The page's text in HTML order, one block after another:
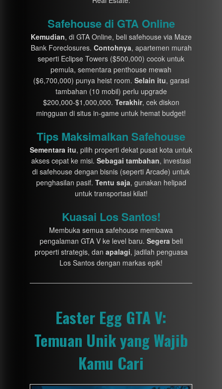
Safehouse di GTA Online
Kemudian, di GTA Online, beli safehouse via Maze
Bank Foreclosures. Contohnya, apartemen murah
seperti Eclipse Towers ($500,000) cocok untuk
pemula, sementara penthouse mewah
($6,700,000) punya heist room. Selain itu, garasi
tambahan (10 mobil) perlu upgrade
$200,000-$1,000,000. Terakhir, cek diskon
mingguan di situs in-game untuk hemat budget!
Tips Maksimalkan Safehouse
Sementara itu, pilih properti dekat pusat kota untuk
akses cepat ke misi. Sebagai tambahan, investasi
di safehouse dengan bisnis (seperti Arcade) untuk
penghasilan pasif. Tentu saja, gunakan helipad
untuk transportasi kilat!
Kuasai Los Santos!
Membuka semua safehouse membawa
pengalaman GTA V ke level baru. Segera beli
properti strategis, dan apalagi, jadilah penguasa
Los Santos dengan markas epik!
Easter Egg GTA V:
Temuan Unik yang Wajib
Kamu Cari